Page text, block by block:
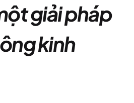
giải pháp
kinh